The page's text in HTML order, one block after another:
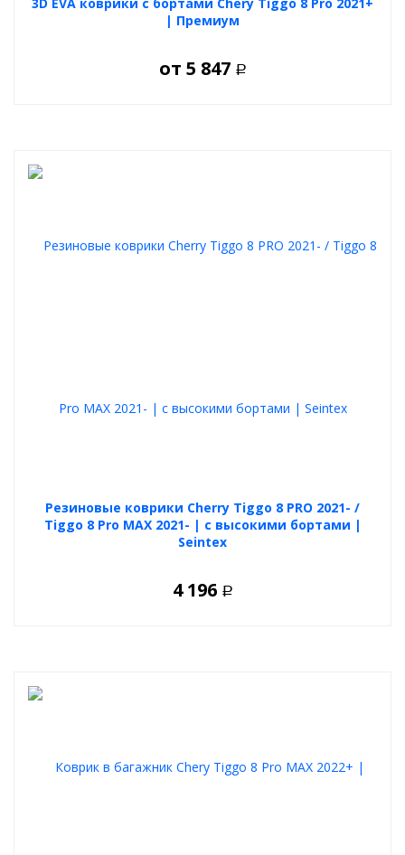
| Премиум
от 5 847 Р
Резиновые коврики Cherry Tiggo 8 PRO 2021- /
Tiggo 8 Pro MAX 2021- | с высокими бортами |
Seintex
4 196 Р